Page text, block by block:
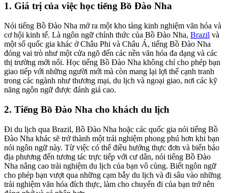
1. Giá trị của việc học tiếng Bồ Đào Nha
Nói tiếng Bồ Đào Nha mở ra một kho tàng kinh nghiệm văn hóa và
cơ hội kinh tế. Là ngôn ngữ chính thức của Bồ Đào Nha, Brazil và
một số quốc gia khác ở Châu Phi và Châu Á, tiếng Bồ Đào Nha
đóng vai trò như một cửa ngõ đến các nền văn hóa đa dạng và các
thị trường mới nổi. Học tiếng Bồ Đào Nha không chỉ cho phép bạn
giao tiếp với những người mới mà còn mang lại lợi thế cạnh tranh
trong các ngành như thương mại, du lịch và ngoại giao, nơi các kỹ
năng ngôn ngữ được đánh giá cao.
2. Tiếng Bồ Đào Nha cho khách du lịch
Đi du lịch qua Brazil, Bồ Đào Nha hoặc các quốc gia nói tiếng Bồ
Đào Nha khác sẽ trở thành một trải nghiệm phong phú hơn khi bạn
nói ngôn ngữ này. Từ việc có thể điều hướng thực đơn và biển báo
địa phương đến tương tác trực tiếp với cư dân, nói tiếng Bồ Đào
Nha nâng cao trải nghiệm du lịch của bạn vô cùng. Biết ngôn ngữ
cho phép bạn vượt qua những cạm bẫy du lịch và đi sâu vào những
trải nghiệm văn hóa đích thực, làm cho chuyến đi của bạn trở nên